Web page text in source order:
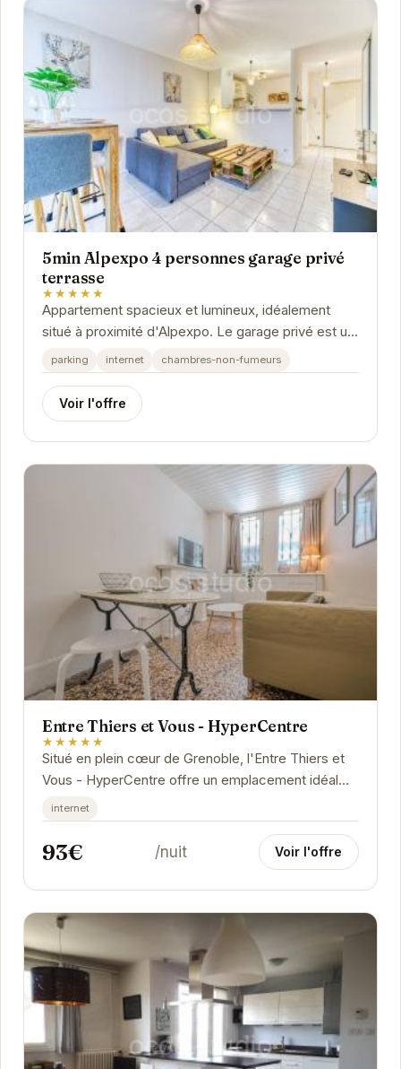
5min Alpexpo 4 personnes garage privé
terrasse
★★★★★
Appartement spacieux et lumineux, idéalement
situé à proximité d'Alpexpo. Le garage privé est un
véritable atout, et la terrasse offre un...
parking internet chambres-non-fumeurs
Voir l'offre
Entre Thiers et Vous - HyperCentre
★★★★★
Situé en plein cœur de Grenoble, l'Entre Thiers et
Vous - HyperCentre offre un emplacement idéal
pour découvrir la ville. Proche des commerces,...
internet
93€ /nuit Voir l'offre